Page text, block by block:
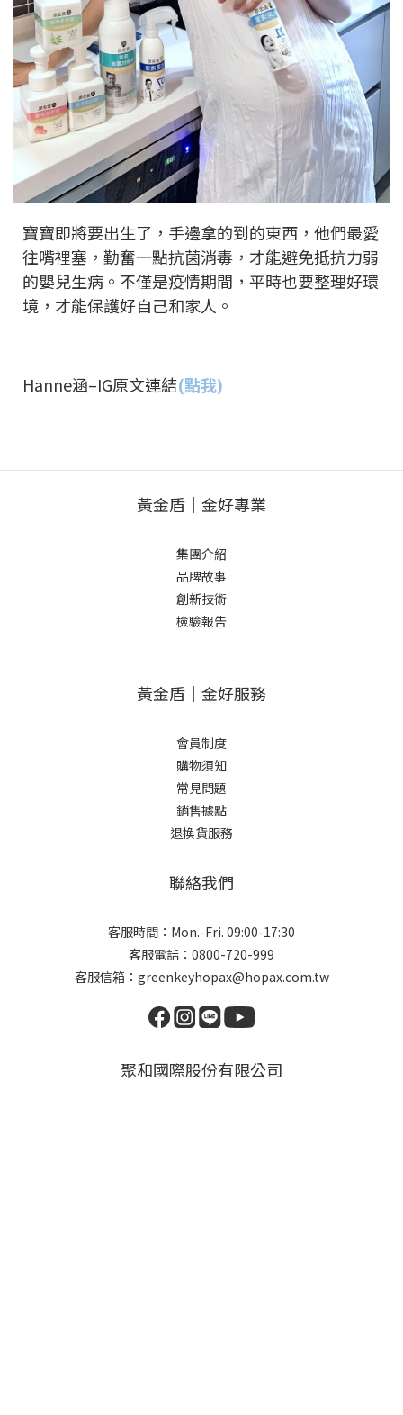
寶寶即將要出生了，手邊拿的到的東西，他們最愛
往嘴裡塞，勤奮一點抗菌消毒，才能避免抵抗力弱
的嬰兒生病。不僅是疫情期間，平時也要整理好環
境，才能保護好自己和家人。
Hanne涵–IG原文連結(點我)
黃金盾｜金好專業
集團介紹
品牌故事
創新技術
檢驗報告
黃金盾｜金好服務
會員制度
購物須知
常見問題
銷售據點
退換貨服務
聯絡我們
客服時間：Mon.-Fri. 09:00-17:30
客服電話：0800-720-999
客服信箱：greenkeyhopax@hopax.com.tw
聚和國際股份有限公司